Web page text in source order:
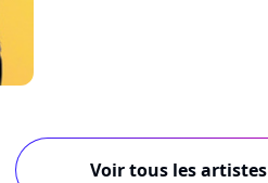
Voir tous les artistes